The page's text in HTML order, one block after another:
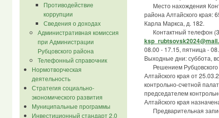
Противодействие
коррупции
Сведения о доходах
Административная комиссия
при Администрации
Рубцовского района
Телефонный справочник
Нормотворческая
деятельность
Стратегия социально-
экономического развития
Муниципальные программы
Инвестиционный стандарт 2.0
Место нахождения
района Алтайского края:
Карла Маркса, д. 182.
Контактный телефон
08.00 - 17.15, пятница -
Выходные дни: суббота,
Решением Рубцовского
Алтайского края от
контрольно-счетной
председателем
Алтайского края
Предварительная